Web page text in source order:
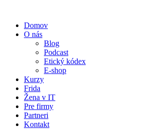
obsah
Domov
O nás
Blog
Podcast
Etický kódex
E-shop
Kurzy
Frida
Žena v IT
Pre firmy
Partneri
Kontakt